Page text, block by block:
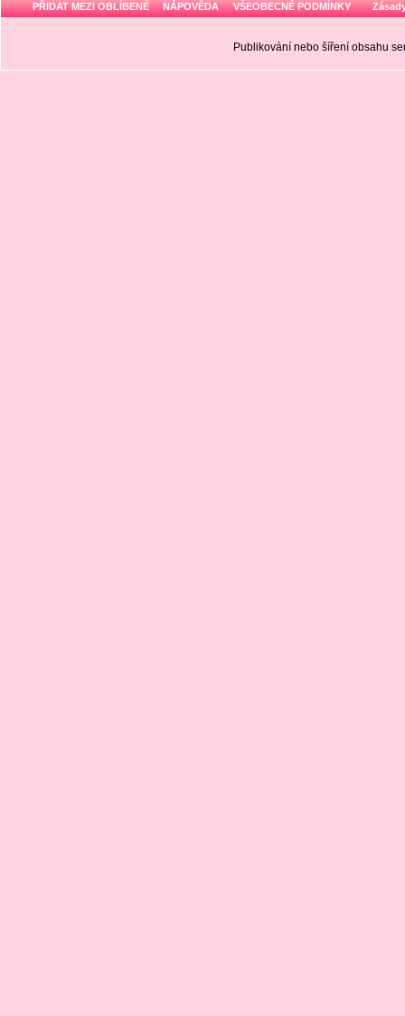
PŘIDAT MEZI OBLÍBENÉ NÁPOVĚDA VŠEOBECNÉ PODMÍNKY
Publikování nebo šíření obsahu